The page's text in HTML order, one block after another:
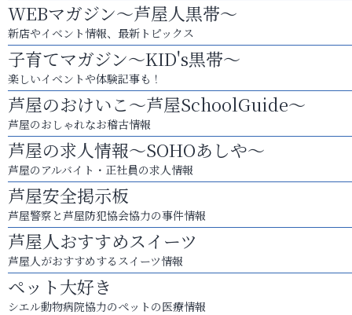
WEBマガジン～芦屋人黒帯～
新店やイベント情報、最新トピックス
子育てマガジン～KID's黒帯～
楽しいイベントや体験記事も！
芦屋のおけいこ～芦屋SchoolGuide～
芦屋のおしゃれなお稽古情報
芦屋の求人情報～SOHOあしや～
芦屋のアルバイト・正社員の求人情報
芦屋安全掲示板
芦屋警察と芦屋防犯協会協力の事件情報
芦屋人おすすめスイーツ
芦屋人がおすすめするスイーツ情報
ペット大好き
シエル動物病院協力のペットの医療情報